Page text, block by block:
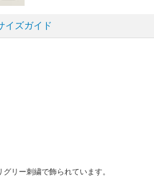
イズガイド
リー刺繍で飾られています。